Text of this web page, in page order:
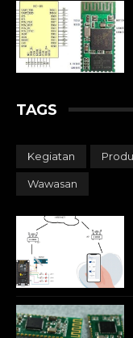
TAGS
Kegiatan
Wawasan